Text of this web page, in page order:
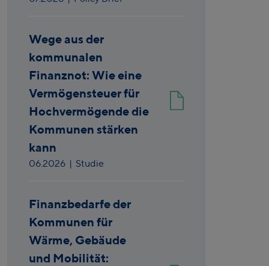
Wege aus der
kommunalen
Finanznot: Wie eine
Vermögensteuer für
Hochvermögende die
Kommunen stärken
kann
06.2026 | Studie
Finanzbedarfe der
Kommunen für
Wärme, Gebäude
und Mobilität: